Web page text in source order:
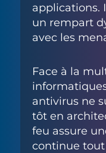
applications.
un rempart
avec les
Face à la
antivirus ne
tôt en
feu assure
continue